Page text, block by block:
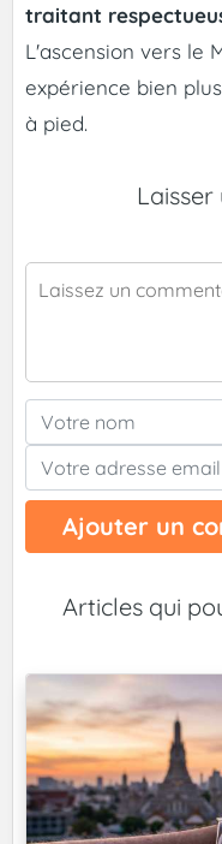
traitant
L'ascension vers le
expérience bien
à pied.
Ajouter un
Articles qui